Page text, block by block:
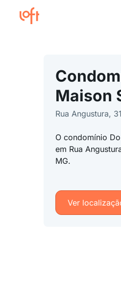
Maison
Rua Angustura,
O condomínio
em Rua
MG.
Ver